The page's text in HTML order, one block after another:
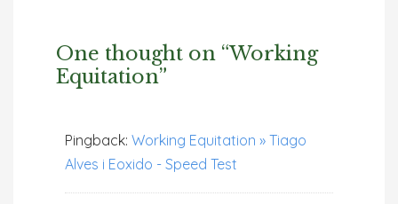
One thought on “Working
Equitation”
Pingback: Working Equitation » Tiago
Alves i Eoxido - Speed Test